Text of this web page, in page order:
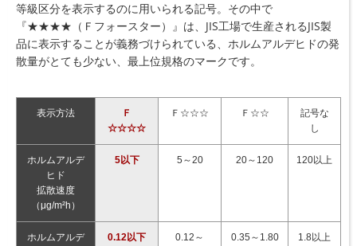
等級区分を表示するのに用いられる記号。その中で
『★★★★（Ｆフォースター）』は、JIS工場で生産されるJIS製
品に表示することが義務づけられている、ホルムアルデヒドの発
散量がとても少ない、最上位規格のマークです。
表示方法
Ｆ
☆☆☆☆
Ｆ☆☆☆ Ｆ☆☆
記号な
し
ホルムアルデ
ヒド
拡散速度
（μg/m²h）
5以下 5～20 20～120 120以上
ホルムアルデ
0.12以下
0.12～
0.35～1.80
1.8以上